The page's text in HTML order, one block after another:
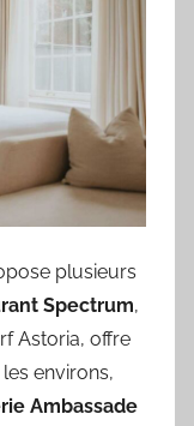
plusieurs
Spectrum,
Astoria, offre
environs,
Ambassade